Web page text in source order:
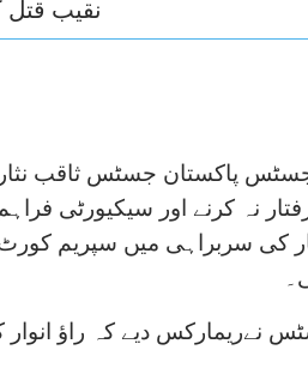
نقیب قتل
پاکستان جسٹس ثاقب
نہ کرنے اور سیکیورٹی
دیے کہ راؤ انوار